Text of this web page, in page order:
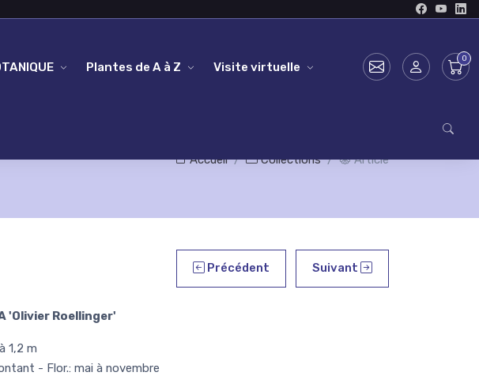
Plantes de A à Z Visite virtuelle
Accueil Collections Article
Précédent Suivant
'Olivier Roellinger'
1,2 m
- Flor.: mai à novembre